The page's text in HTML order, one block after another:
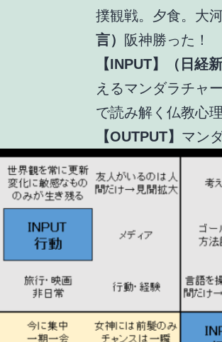
撲観戦。夕食。大
言） 阪神勝った！
【INPUT】（日経新
えるマンダラチャ
で読み解く仏教心
【OUTPUT】 マン